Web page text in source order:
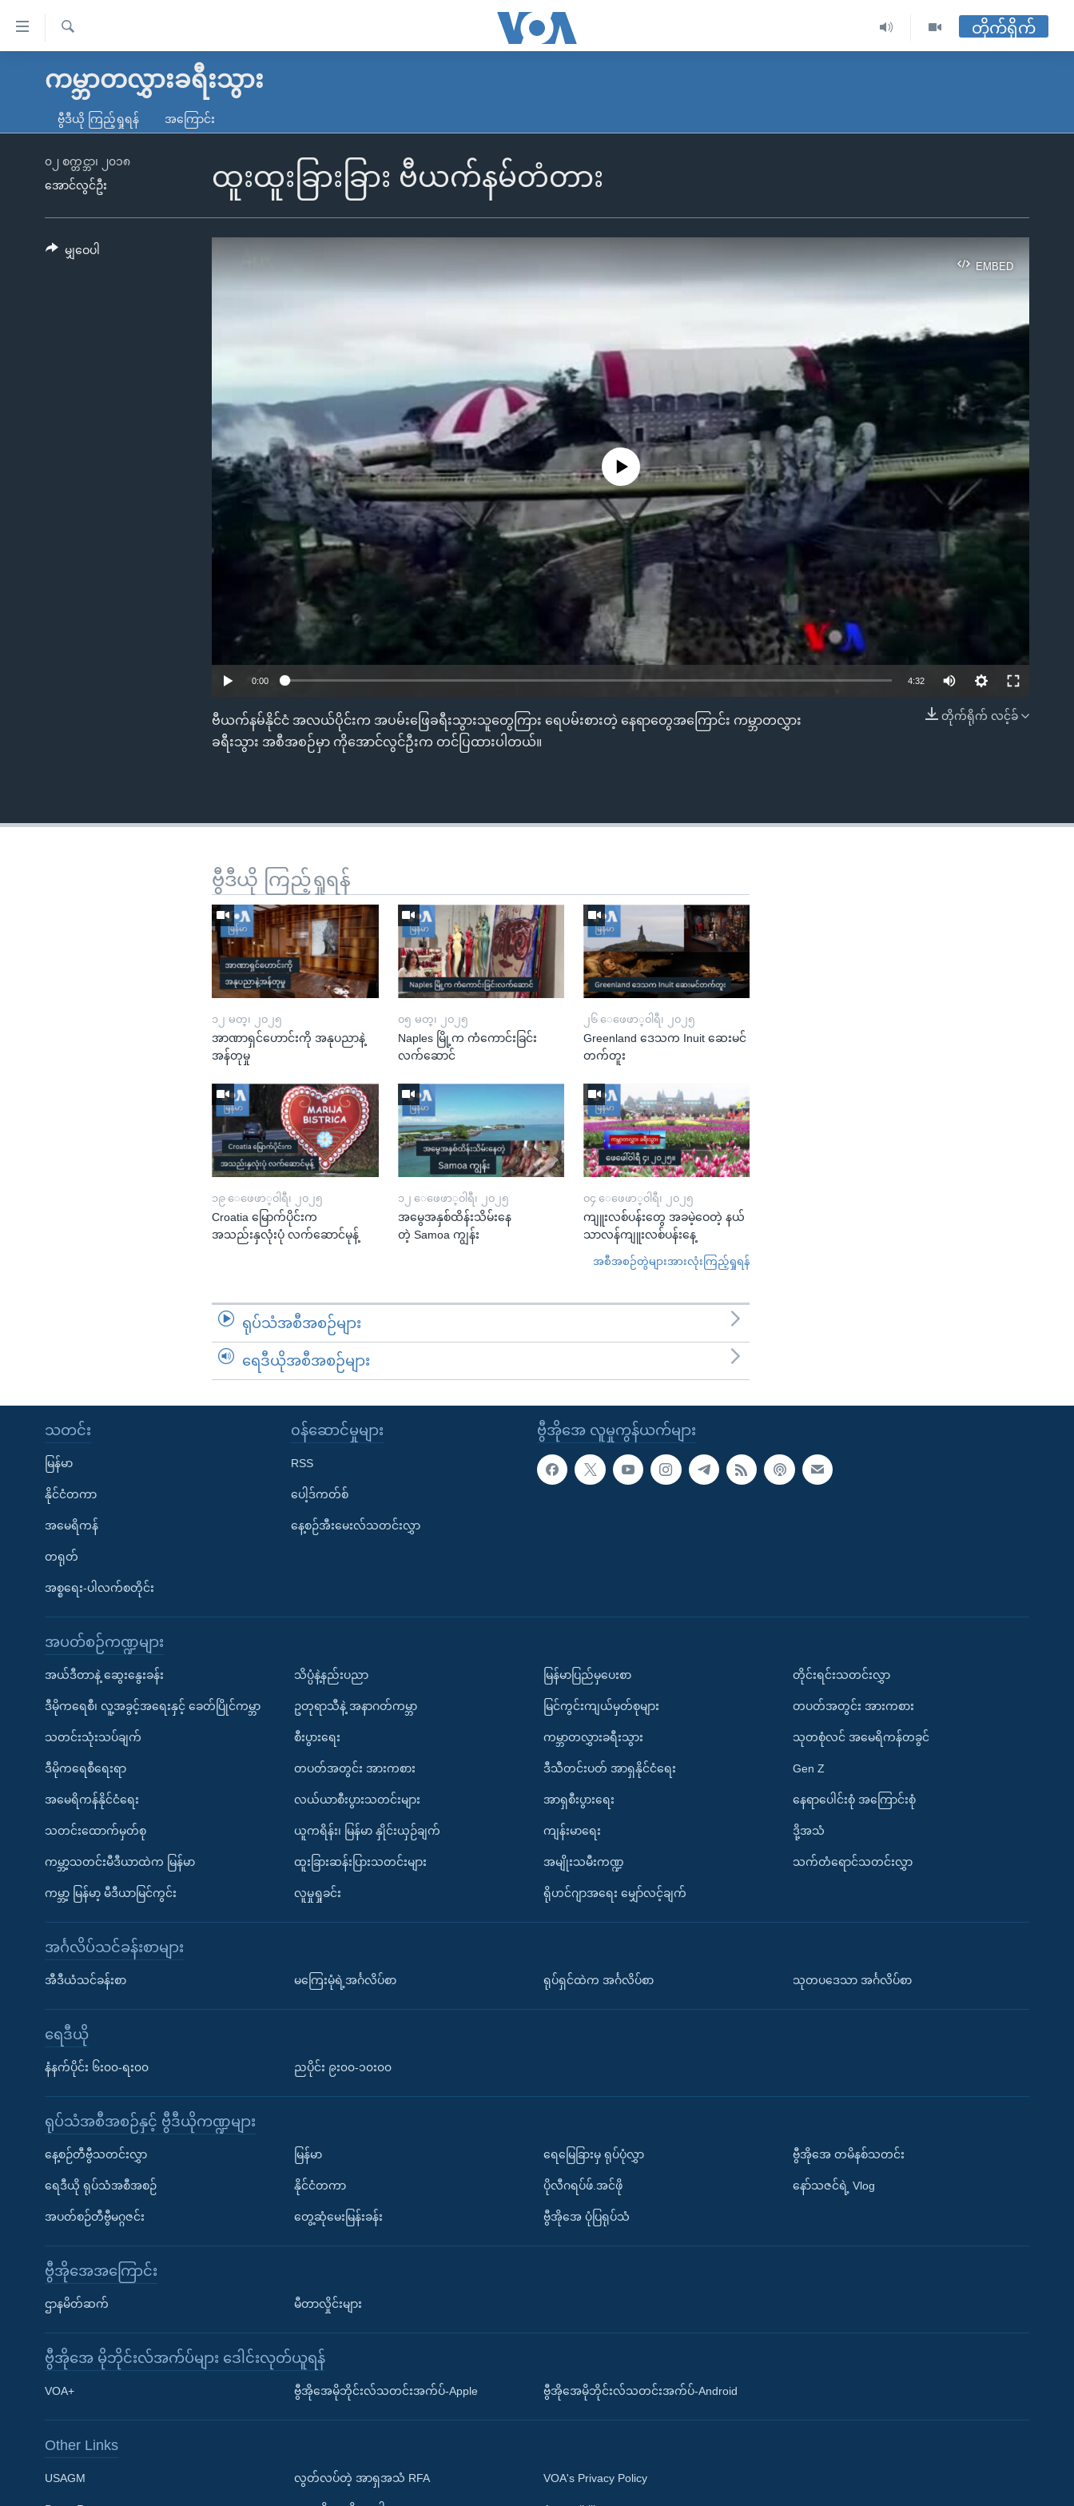
လွယ်ကူ
သည့်
မူလစာမျက်နှာ
ကမ္ဘာ့သတင်းများ
နိုင်ငံတကာ
အမေရိကန်
တရုတ်
အစ္စရေး-ပါလက်စတိုင်း
သတင်းလွတ်လပ်ခွင့်
ရပ်ဝန်းတခု လမ်းတခု အလွန်
အင်္ဂလိပ်စာလေ့လာမယ်
Learning English
ရ
တိုက်ရိုက်
ကမ္ဘာတလွှားခရီးသွား
ဗွီဒီယို ကြည့်ရှုရန် အကြောင်း
ထူးထူးခြားခြား ဗီယက်နမ်တံတား
၀၂ စက္တင္ဘာ၊ ၂၀၁၈
အောင်လွင်ဦး
EMBED
EMBED
No media source currently available
0:00 4:32
တိုက်ရိုက် လင့်ခ်
ဗီယက်နမ်နိုင်ငံ အလယ်ပိုင်းက အပမ်းဖြေခရီးသွားသူတွေကြား ရေပမ်းစားတဲ့ နေရာတွေအကြောင်း ကမ္ဘာတလွှား
ခရီးသွား အစီအစဉ်မှာ ကိုအောင်လွင်ဦးက တင်ပြထားပါတယ်။
မျှဝေပါ
ဗွီဒီယို ကြည့်ရှုရန်
၁၂ မတ္၊ ၂၀၂၅
အာဏာရှင်ဟောင်းကို အနုပညာနဲ့
အန်တုမှု
၀၅ မတ္၊ ၂၀၂၅
Naples မြို့က ကံကောင်းခြင်း
လက်ဆောင်
၂၆ ေဖေဖာ္၀ါရီ၊ ၂၀၂၅
Greenland ဒေသက Inuit ဆေးမင်
တက်တူး
၁၉ ေဖေဖာ္၀ါရီ၊ ၂၀၂၅
Croatia မြောက်ပိုင်းက
အသည်းနှလုံးပုံ လက်ဆောင်မုန့်
၁၂ ေဖေဖာ္၀ါရီ၊ ၂၀၂၅
အမွေအနှစ်ထိန်းသိမ်းနေ
တဲ့ Samoa ကျွန်း
၀၄ ေဖေဖာ္၀ါရီ၊ ၂၀၂၅
ကျူးလစ်ပန်းတွေ အခမဲ့ဝေတဲ့ နယ်
သာလန်ကျူးလစ်ပန်းနေ့
အစီအစဉ်တွဲများအားလုံးကြည့်ရှုရန်
ရုပ်သံအစီအစဉ်များ
ရေဒီယိုအစီအစဉ်များ
ဗွီအိုအေ လူမှုကွန်ယက်များ
သတင်း
မြန်မာ
နိုင်ငံတကာ
အမေရိကန်
တရုတ်
အစ္စရေး-ပါလက်စတိုင်း
၀န်ဆောင်မှုများ
RSS
ပေါ့ဒ်ကတ်စ်
နေ့စဉ်အီးမေးလ်သတင်းလွှာ
အပတ်စဉ်ကဏ္ဍများ
အယ်ဒီတာနဲ့ ဆွေးနွေးခန်း
ဒီမိုကရေစီ၊ လူ့အခွင့်အရေးနှင့် ခေတ်ပြိုင်ကမ္ဘာ
သတင်းသုံးသပ်ချက်
ဒီမိုကရေစီရေးရာ
အမေရိကန်နိုင်ငံရေး
သတင်းထောက်မှတ်စု
ကမ္ဘာ့သတင်းမီဒီယာထဲက မြန်မာ
ကမ္ဘာ့ မြန်မာ့ မီဒီယာမြင်ကွင်း
သိပ္ပံနဲ့နည်းပညာ
ဥတုရာသီနဲ့ အနာဂတ်ကမ္ဘာ
စီးပွားရေး
တပတ်အတွင်း အားကစား
လယ်ယာစီးပွားသတင်းများ
ယူကရိန်း၊ မြန်မာ နှိုင်းယှဉ်ချက်
ထူးခြားဆန်းပြားသတင်းများ
လူမှုရှုခင်း
မြန်မာပြည်မှပေးစာ
မြင်ကွင်းကျယ်မှတ်စုများ
ကမ္ဘာတလွှားခရီးသွား
ဒီသီတင်းပတ် အာရှနိုင်ငံရေး
အာရှစီးပွားရေး
ကျန်းမာရေး
အမျိုးသမီးကဏ္ဍ
ရိုဟင်ဂျာအရေး မျှော်လင့်ချက်
တိုင်းရင်းသတင်းလွှာ
တပတ်အတွင်း အားကစား
သုတစုံလင် အမေရိကန်တခွင်
Gen Z
နေရာပေါင်းစုံ အကြောင်းစုံ
ဒို့အသံ
သက်တံရောင်သတင်းလွှာ
အင်္ဂလိပ်သင်ခန်းစာများ
အီဒီယံသင်ခန်းစာ မကြေးမုံရဲ့အင်္ဂလိပ်စာ ရုပ်ရှင်ထဲက အင်္ဂလိပ်စာ သုတပဒေသာ အင်္ဂလိပ်စာ
ရေဒီယို
နံနက်ပိုင်း ၆း၀၀-ရး၀၀ ညပိုင်း ၉း၀၀-၁၀း၀၀
ရုပ်သံအစီအစဉ်နှင့် ဗွီဒီယိုကဏ္ဍများ
နေ့စဉ်တီဗွီသတင်းလွှာ
ရေဒီယို ရုပ်သံအစီအစဉ်
အပတ်စဉ်တီဗွီမဂ္ဂဇင်း
မြန်မာ
နိုင်ငံတကာ
တွေ့ဆုံမေးမြန်းခန်း
ရေမြေခြားမှ ရုပ်ပုံလွှာ
ပိုလီဂရပ်ဖ်.အင်ဖို
ဗွီအိုအေ ပုံပြရုပ်သံ
ဗွီအိုအေ တမိနစ်သတင်း
နော်သဇင်ရဲ့ Vlog
ဗွီအိုအေအကြောင်း
ဌာနမိတ်ဆက် မီတာလှိုင်းများ
ဗွီအိုအေ မိုဘိုင်းလ်အက်ပ်များ ဒေါင်းလုတ်ယူရန်
VOA+ ဗွီအိုအေမိုဘိုင်းလ်သတင်းအက်ပ်-Apple ဗွီအိုအေမိုဘိုင်းလ်သတင်းအက်ပ်-Android
Other Links
USAGM လွတ်လပ်တဲ့ အာရှအသံ RFA VOA's Privacy Policy